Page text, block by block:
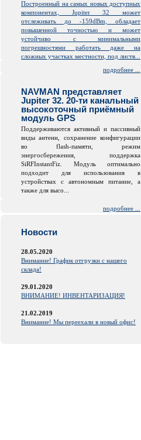
Построенный на самых новых доступных
компонентах, Jupiter 32 может
отслеживать до -159dBm, обладает
повышенной точностью и может
устойчиво с минимальными
погрешностями работать даже на
сложных участках местности, под листв...
подробнее ...
NAVMAN представляет
Jupiter 32. 20-ти канальный
высокоточный приёмный
модуль GPS
Поддерживаются активный и пассивный
виды антенн, сохранение конфигурации
во flash-памяти, режим
энергосбережения, поддержка
SiRFInstantFiz. Модуль оптимально
подходит для использования в
устройствах с автономным питание, а
также для высо...
подробнее ...
Новости
28.05.2020
Внимание! График отгрузки с нашего
склада!
29.01.2020
ВНИМАНИЕ! ИНВЕНТАРИЗАЦИЯ!
21.02.2019
Внимание! Мы переехали в новый офис!